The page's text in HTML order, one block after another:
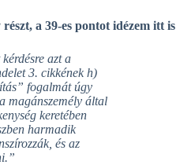
részt, a 39-es pontot idézem itt
azt a
3. cikkének h)
fogalmát úgy
magánszemély által
keretében
harmadik
és az